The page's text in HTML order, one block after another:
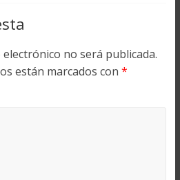
no será publicada.
están marcados con *